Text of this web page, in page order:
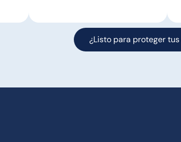
¿Listo para proteger